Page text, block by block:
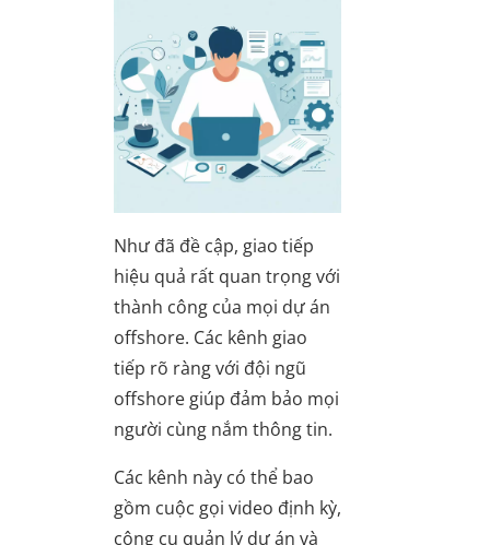
Như đã đề cập, giao tiếp
hiệu quả rất quan trọng với
thành công của mọi dự án
offshore. Các kênh giao
tiếp rõ ràng với đội ngũ
offshore giúp đảm bảo mọi
người cùng nắm thông tin.
Các kênh này có thể bao
gồm cuộc gọi video định kỳ,
công cụ quản lý dự án và